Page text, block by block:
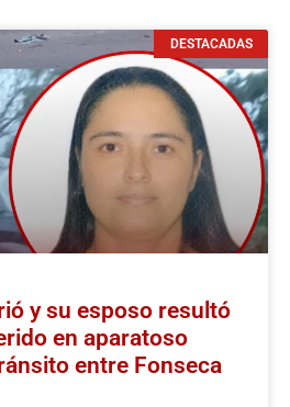
DESTACADAS
y su esposo resultó
en aparatoso
entre Fonseca